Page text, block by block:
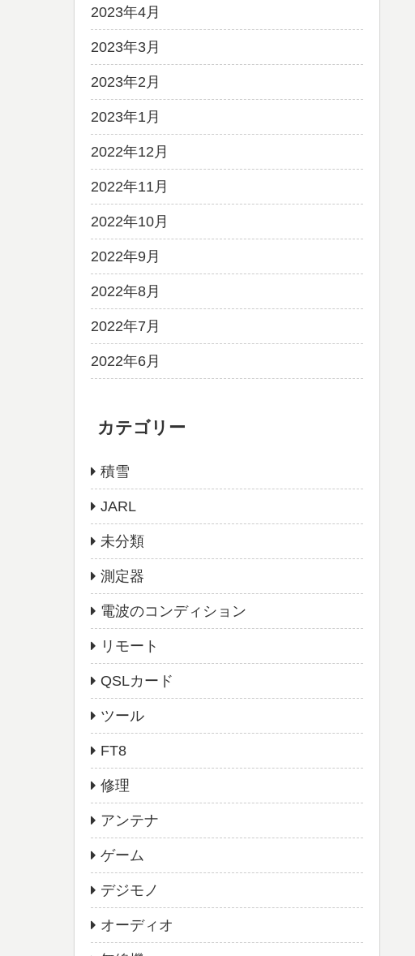
2023年4月
2023年3月
2023年2月
2023年1月
2022年12月
2022年11月
2022年10月
2022年9月
2022年8月
2022年7月
2022年6月
カテゴリー
積雪
JARL
未分類
測定器
電波のコンディション
リモート
QSLカード
ツール
FT8
修理
アンテナ
ゲーム
デジモノ
オーディオ